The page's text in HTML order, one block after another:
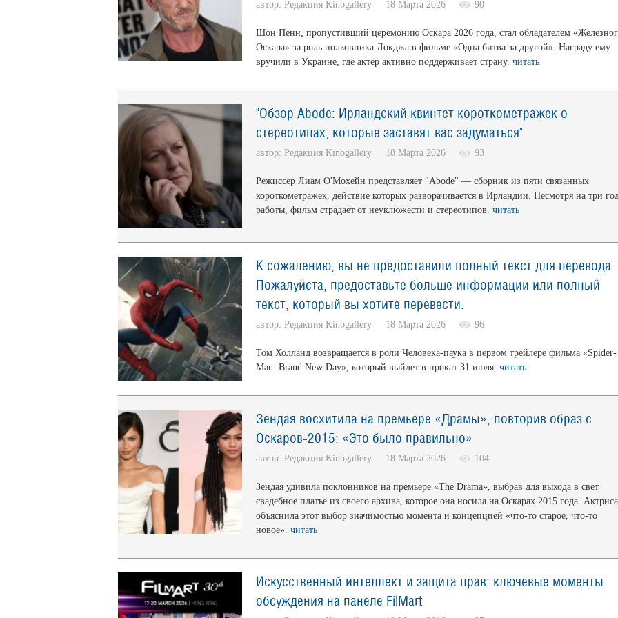
автор: Редакция Kinogallery 18 Марта 2026 90
Шон Пенн, пропустивший церемонию Оскара 2026 года, стал обладателем
Оскара» за роль полковника Локджа в фильме «Одна битва за другой». Награду ему
вручили в Украине, где актёр активно поддерживает страну. читать
"Обзор Abode: Ирландский квинтет короткометражек о
стереотипах, которые заставят вас задуматься"
автор: Редакция Kinogallery 18 Марта 2026 93
Режиссер Лиам О'Мохейн представляет "Abode" — сборник из пяти связанных
короткометражек, действие которых разворачивается в Ирландии. Несмотря на три
работы, фильм страдает от неуклюжести и стереотипов. читать
К сожалению, вы не предоставили полный текст для перевода.
Пожалуйста, предоставьте больше информации или полный
текст, который вы хотите перевести.
автор: Редакция Kinogallery 18 Марта 2026 96
Том Холланд возвращается в роли Человека-паука в первом трейлере фильма «Spider-
Man: Brand New Day», который выйдет в прокат 31 июля. читать
Зендая восхитила на премьере «Драмы», повторив образ с
Оскаров-2015: «Это было правильно»
автор: Редакция Kinogallery 18 Марта 2026 104
Зендая удивила поклонников на премьере «The Drama», выбрав для выхода в свет
свадебное платье из своего архива, которое она носила на Оскарах 2015 года. Актриса
объяснила этот выбор значимостью момента и концепцией «что-то старое, что-то
новое». читать
Искусственный интеллект и защита прав: ключевые моменты
обсуждения на панеле FilMart